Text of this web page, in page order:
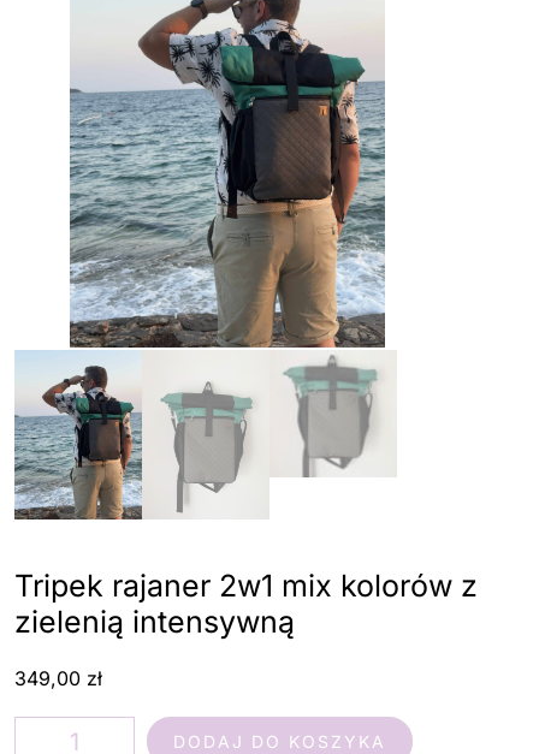
Tripek rajaner 2w1 mix kolorów z
zielenią intensywną
349,00 zł
DODAJ DO KOSZYKA